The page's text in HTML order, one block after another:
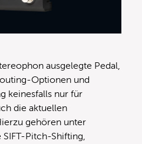
ausgelegte Pedal,
Optionen und
keinesfalls nur für
die aktuellen
gehören unter
Pitch-Shifting,